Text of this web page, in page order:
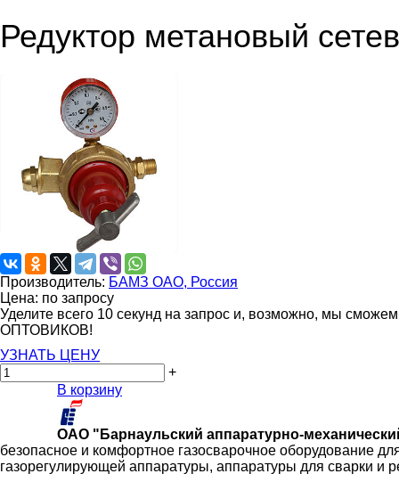
Редуктор метановый
Производитель: БАМЗ ОАО, Россия
Цена: по запросу
Уделите всего 10 секунд на запрос и, возможно, мы
ОПТОВИКОВ!
УЗНАТЬ ЦЕНУ
+
В корзину
ОАО "Барнаульский аппаратурно-
безопасное и комфортное газосварочное оборудование
газорегулирующей аппаратуры, аппаратуры для сварки и